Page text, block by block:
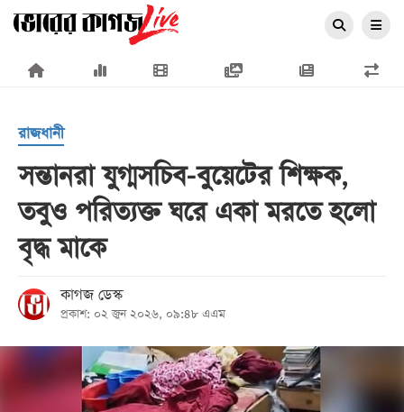
×
প্রচ্ছদ
জাতীয়
রাজনীতি
অর্থনীতি
আন্তর্জাতিক
সারাদেশ
রাজধানী
সন্তানরা যুগ্মসচিব-বুয়েটের শিক্ষক,
তবুও পরিত্যক্ত ঘরে একা মরতে হলো
বৃদ্ধ মাকে
কাগজ ডেস্ক
প্রকাশ: ০২ জুন ২০২৬, ০৯:৪৮ এএম